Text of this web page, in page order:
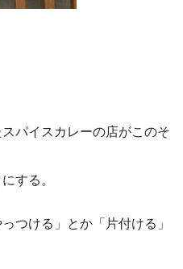
パイスカレーの店がこのそ
する。
つける」とか「片付ける」